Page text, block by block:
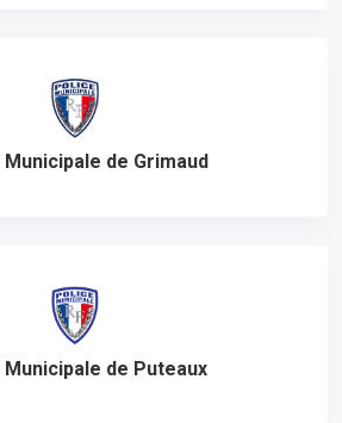
de Grimaud
de Puteaux